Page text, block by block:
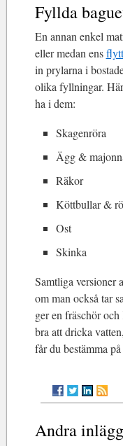
Fyllda
En annan enkel
eller medan ens
in prylarna i
olika fyllningar.
ha i dem:
Skagenröra
Ägg &
Räkor
Köttbullar &
Ost
Skinka
Samtliga versioner
om man också tar
ger en fräschör
bra att dricka
får du bestämma
Andra inlägg